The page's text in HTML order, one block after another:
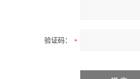
验证码：